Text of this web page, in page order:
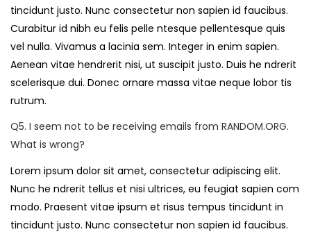
tincidunt justo. Nunc consectetur non sapien id faucibus.
Curabitur id nibh eu felis pelle ntesque pellentesque quis
vel nulla. Vivamus a lacinia sem. Integer in enim sapien.
Aenean vitae hendrerit nisi, ut suscipit justo. Duis he ndrerit
scelerisque dui. Donec ornare massa vitae neque lobor tis
rutrum.
Q5. I seem not to be receiving emails from RANDOM.ORG.
What is wrong?
Lorem ipsum dolor sit amet, consectetur adipiscing elit.
Nunc he ndrerit tellus et nisi ultrices, eu feugiat sapien com
modo. Praesent vitae ipsum et risus tempus tincidunt in
tincidunt justo. Nunc consectetur non sapien id faucibus.